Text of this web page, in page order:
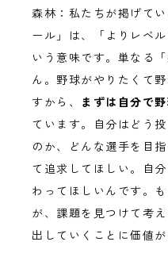
森林：私たちが掲げて
ール」は、「よりレベ
いう意味です。単なる
ん。野球がやりたくて
すから、 まずは自分で
ています。自分はどう
のか、どんな選手を目
て追求してほしい。自
わってほしいんです。
が、課題を見つけて考
出していくことに価値が